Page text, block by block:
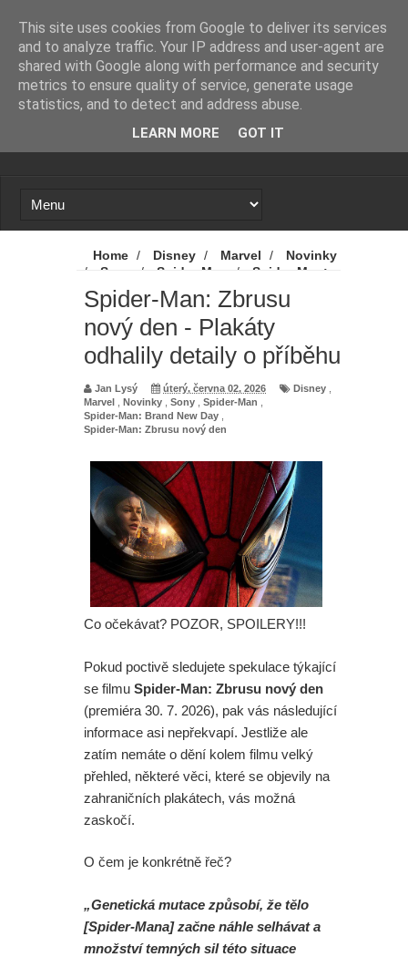
Loading...
Home / Disney / Marvel /
Novinky
/
Sony / Spider-Man /
Spider-Man:
Brand New Day
Spider-Man: Zbrusu
nový den
/
Spider-Man: Zbrusu nový den
- Plakáty odhalily detaily o příběhu
Spider-Man: Zbrusu
nový den - Plakáty
odhalily detaily o příběhu
Jan Lysý úterý, června 02, 2026 Disney
Marvel
Novinky Sony Spider-Man
Spider-Man: Brand New Day
Spider-Man: Zbrusu nový den
Co očekávat? POZOR, SPOILERY!!!
Pokud poctivě sledujete spekulace týkající
se filmu Spider-Man: Zbrusu nový den
(premiéra 30. 7. 2026), pak vás následující
informace asi nepřekvapí. Jestliže ale
zatím nemáte o dění kolem filmu velký
přehled, některé věci, které se objevily na
zahraničních plakátech, vás možná
zaskočí.
O čem je konkrétně řeč?
„Genetická mutace způsobí, že tělo
[Spider-Mana] začne náhle selhávat a
množství temných sil této situace
This site uses cookies from Google to deliver its services
and to analyze traffic. Your IP address and user-agent are
shared with Google along with performance and security
metrics to ensure quality of service, generate usage
statistics, and to detect and address abuse.
LEARN MORE GOT IT